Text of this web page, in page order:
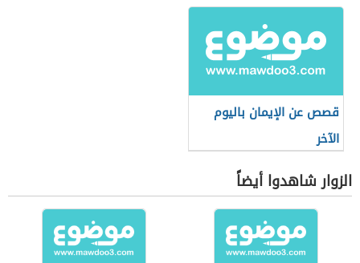
قصص عن الإيمان باليوم
الآخر
الزوار شاهدوا أيضاً